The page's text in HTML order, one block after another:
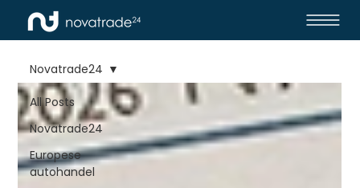
All Posts
Novatrade24
Europese
autohandel
Novatrade24